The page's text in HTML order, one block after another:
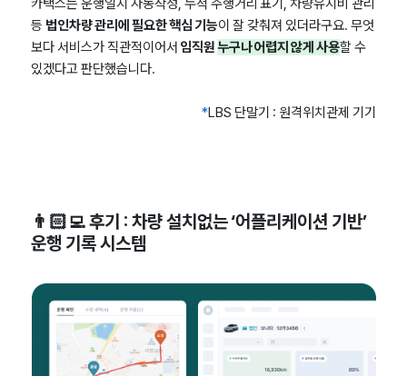
카택스는 운행일지 자동작성, 누적 주행거리 표기, 차량유지비 관리
등 법인차량 관리에 필요한 핵심 기능이 잘 갖춰져 있더라구요. 무엇
보다 서비스가 직관적이어서 임직원 누구나 어렵지 않게 사용할 수
있겠다고 판단했습니다.
*LBS 단말기 : 원격위치관제 기기
👨🏻‍💻 후기 : 차량 설치없는 ‘어플리케이션 기반’
운행 기록 시스템